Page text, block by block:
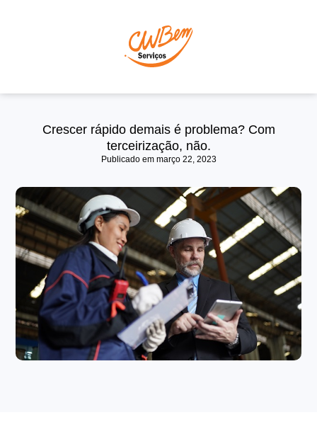
Crescer rápido demais é problema? Com
terceirização, não.
Publicado em março 22, 2023